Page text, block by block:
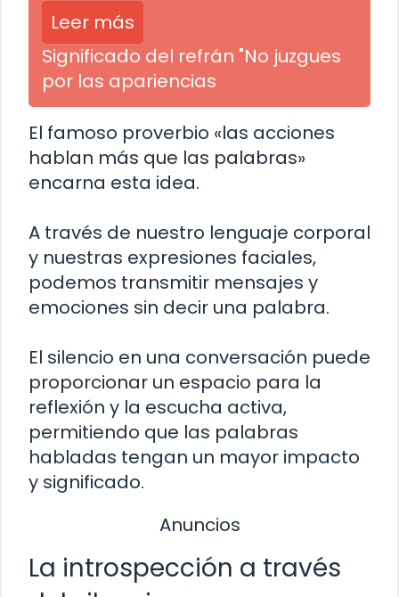
Leer más
Significado del refrán "No juzgues
por las apariencias
El famoso proverbio «las acciones
hablan más que las palabras»
encarna esta idea.
A través de nuestro lenguaje corporal
y nuestras expresiones faciales,
podemos transmitir mensajes y
emociones sin decir una palabra.
El silencio en una conversación puede
proporcionar un espacio para la
reflexión y la escucha activa,
permitiendo que las palabras
habladas tengan un mayor impacto
y significado.
Anuncios
La introspección a través